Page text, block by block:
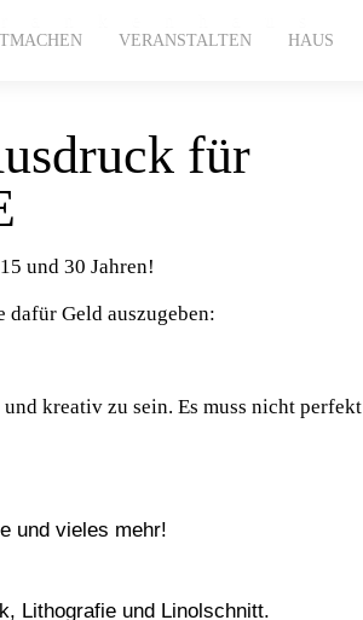
VERANSTALTEN HAUS
für
und 30 Jahren!
dafür Geld auszugeben:
kreativ zu sein. Es muss nicht perfekt
und vieles mehr!
Lithografie und Linolschnitt.